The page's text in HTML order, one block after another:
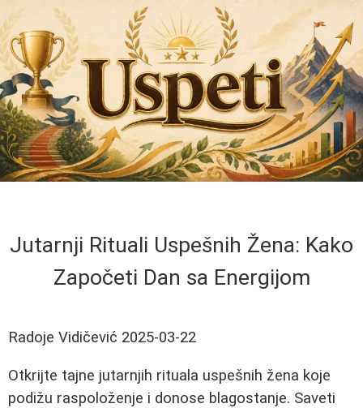
Jutarnji Rituali Uspešnih Žena: Kako
Započeti Dan sa Energijom
Radoje Vidičević 2025-03-22
Otkrijte tajne jutarnjih rituala uspešnih žena koje
podižu raspoloženje i donose blagostanje. Saveti